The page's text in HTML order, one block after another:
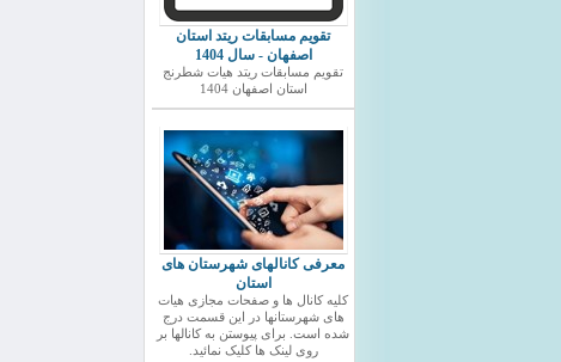
تقویم مسابقات ریتد استان
اصفهان - سال 1404
تقویم مسابقات ریتد هیات شطرنج
استان اصفهان 1404
معرفی کانالهای شهرستان های
استان
کلیه کانال ها و صفحات مجازی هیات
های شهرستانها در این قسمت درج
شده است. برای پیوستن به کانالها بر
روی لینک ها کلیک نمائید.